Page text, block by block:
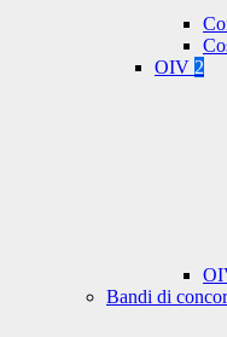
OIV 2
Bandi di